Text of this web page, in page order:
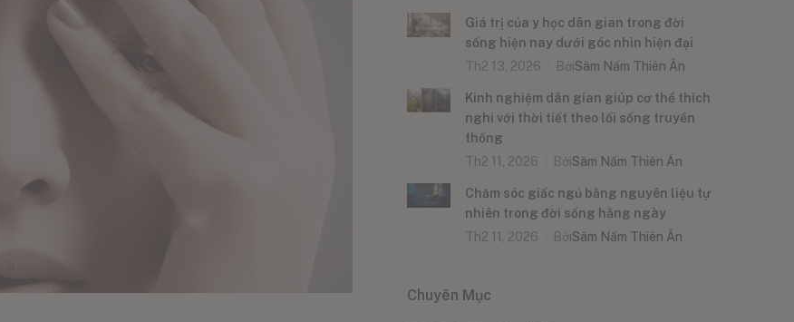
Giá trị của y học dân gian trong đời
sống hiện nay dưới góc nhìn hiện đại
Th2 13, 2026
BởiSâm Nấm Thiên Ân
Kinh nghiệm dân gian giúp cơ thể thích
nghi với thời tiết theo lối sống truyền
thống
Th2 11, 2026
BởiSâm Nấm Thiên Ân
Chăm sóc giấc ngủ bằng nguyên liệu tự
nhiên trong đời sống hằng ngày
Th2 11, 2026
BởiSâm Nấm Thiên Ân
Chuyên Mục